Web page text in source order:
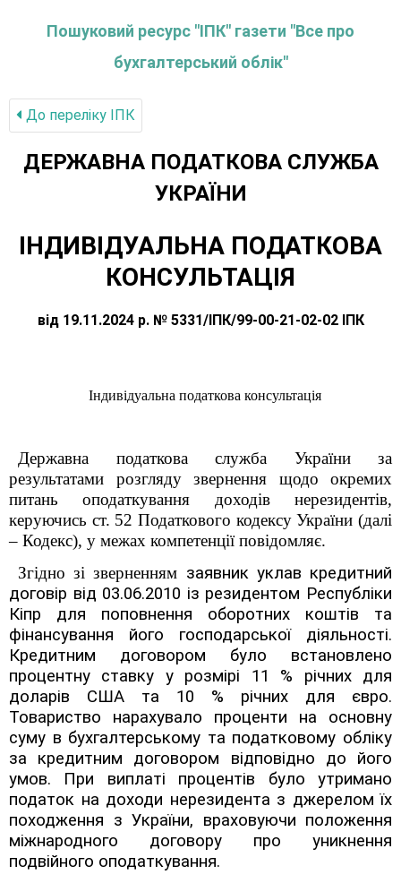
Пошуковий ресурс "ІПК" газети "Все про
бухгалтерський облік"
До переліку IПК
ДЕРЖАВНА ПОДАТКОВА СЛУЖБА
УКРАЇНИ
ІНДИВІДУАЛЬНА ПОДАТКОВА
КОНСУЛЬТАЦІЯ
від 19.11.2024 р. № 5331/ІПК/99-00-21-02-02 ІПК
Індивідуальна податкова консультація
Державна податкова служба України за
результатами розгляду звернення щодо окремих
питань оподаткування доходів нерезидентів,
керуючись ст. 52 Податкового кодексу України (далі
– Кодекс), у межах компетенції повідомляє.
Згідно зі зверненням заявник уклав кредитний
договір від 03.06.2010 із резидентом Республіки
Кіпр для поповнення оборотних коштів та
фінансування його господарської діяльності.
Кредитним договором було встановлено
процентну ставку у розмірі 11 % річних для
доларів США та 10 % річних для євро.
Товариство нарахувало проценти на основну
суму в бухгалтерському та податковому обліку
за кредитним договором відповідно до його
умов. При виплаті процентів було утримано
податок на доходи нерезидента з джерелом їх
походження з України, враховуючи положення
міжнародного договору про уникнення
подвійного оподаткування.